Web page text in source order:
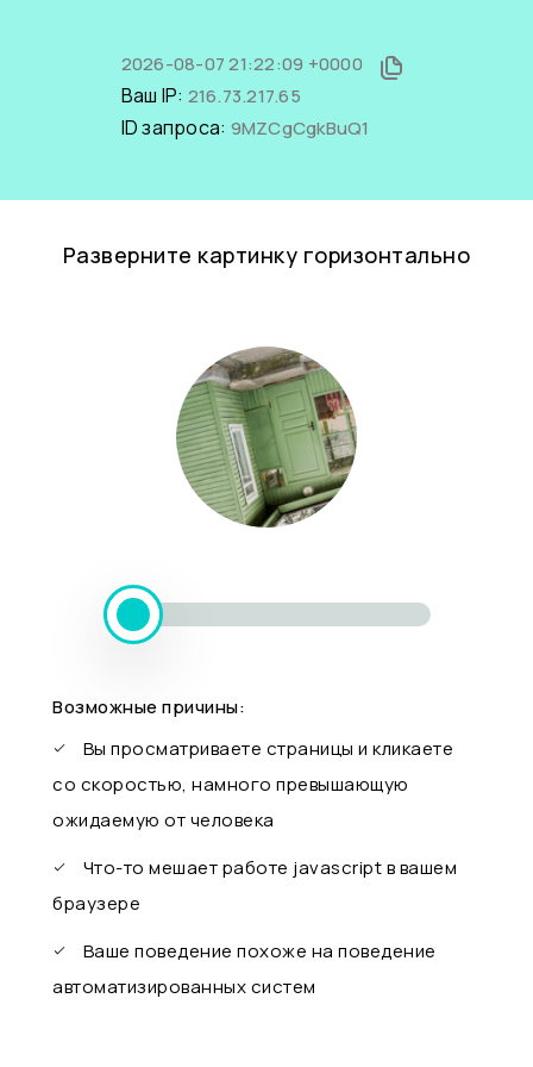
2026-08-07 21:22:09 +0000
Ваш IP: 216.73.217.65
ID запроса: 9MZCgCgkBuQ1
Разверните картинку горизонтально
Возможные причины:
Вы просматриваете страницы и кликаете
со скоростью, намного превышающую
ожидаемую от человека
Что-то мешает работе javascript в вашем
браузере
Ваше поведение похоже на поведение
автоматизированных систем